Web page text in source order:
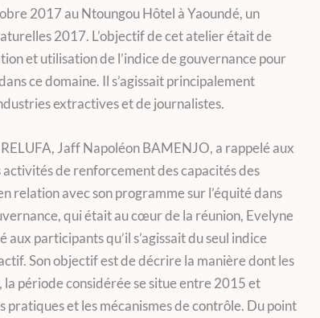
2017 au Ntoungou Hôtel à Yaoundé, un
2017. L’objectif de cet atelier était de
et utilisation de l’indice de gouvernance pour
ce domaine. Il s’agissait principalement
extractives et de journalistes.
Jaff Napoléon BAMENJO, a rappelé aux
de renforcement des capacités des
relation avec son programme sur l’équité dans
qui était au cœur de la réunion, Evelyne
participants qu’il s’agissait du seul indice
Son objectif est de décrire la manière dont les
période considérée se situe entre 2015 et
pratiques et les mécanismes de contrôle. Du point